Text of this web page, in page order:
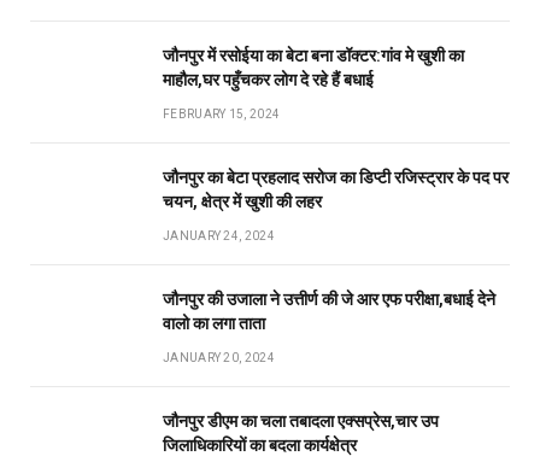
जौनपुर में रसोईया का बेटा बना डॉक्टर:गांव मे खुशी का
माहौल,घर पहुँचकर लोग दे रहे हैं बधाई
FEBRUARY 15, 2024
जौनपुर का बेटा प्रहलाद सरोज का डिप्टी रजिस्ट्रार के पद पर
चयन, क्षेत्र में खुशी की लहर
JANUARY 24, 2024
जौनपुर की उजाला ने उत्तीर्ण की जे आर एफ परीक्षा,बधाई देने
वालो का लगा ताता
JANUARY 20, 2024
जौनपुर डीएम का चला तबादला एक्सप्रेस,चार उप
जिलाधिकारियों का बदला कार्यक्षेत्र